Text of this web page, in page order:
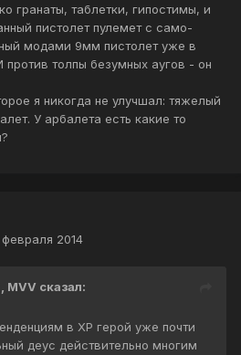
гранаты, таблетки, гипостимы, и
пистолет пулемет с само-
модами 9мм пистолет уже в
против толпы безумных аугов - он
я никогда не улучшал: тяжелый
У арбалета есть какие то
февраля 2014
MVV сказал:
в ХР герой уже почти
деус действительно многим